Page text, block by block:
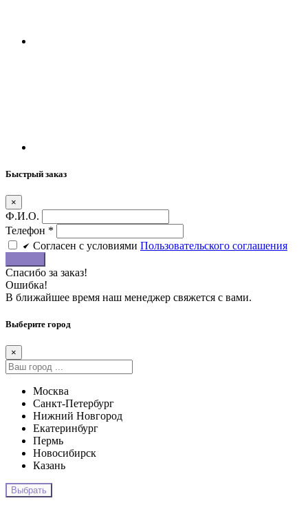
Быстрый заказ
×
Ф.И.О.
Телефон *
Cогласен c условиями Пользовательского соглашения
Спасибо за заказ!
Ошибка!
В ближайшее время наш менеджер свяжется с вами.
Выберите город
×
Москва
Санкт-Петербург
Нижний Новгород
Екатеринбург
Пермь
Новосибирск
Казань